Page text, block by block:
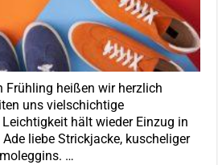
Frühling heißen wir herzlich
uns vielschichtige
hält wieder Einzug in
liebe Strickjacke, kuscheliger
…